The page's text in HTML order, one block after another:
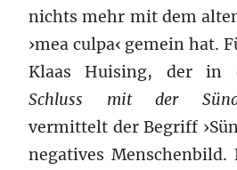
nichts mehr mit dem
›mea culpa‹ gemein hat.
Klaas Huising, der in
Schluss mit der
vermittelt der Begriff
negatives